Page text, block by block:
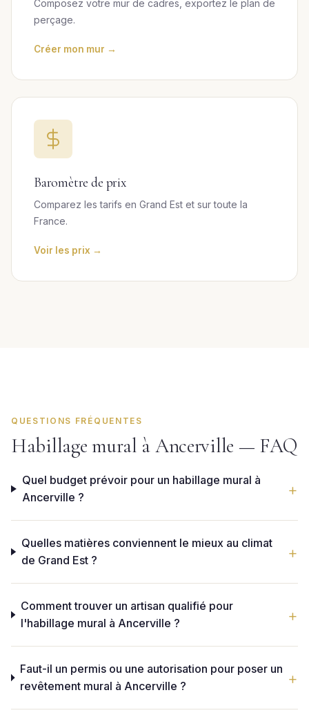
Composez votre mur de cadres, exportez le plan de
perçage.
Créer mon mur →
Baromètre de prix
Comparez les tarifs en Grand Est et sur toute la
France.
Voir les prix →
QUESTIONS FRÉQUENTES
Habillage mural à Ancerville — FAQ
Quel budget prévoir pour un habillage mural à
Ancerville ?
Quelles matières conviennent le mieux au climat
de Grand Est ?
Comment trouver un artisan qualifié pour
l'habillage mural à Ancerville ?
Faut-il un permis ou une autorisation pour poser un
revêtement mural à Ancerville ?